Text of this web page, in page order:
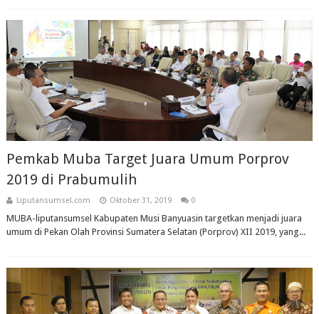
Pemkab Muba Target Juara Umum Porprov
2019 di Prabumulih
Liputansumsel.com Oktober 31, 2019 0
MUBA-liputansumsel Kabupaten Musi Banyuasin targetkan menjadi juara
umum di Pekan Olah Provinsi Sumatera Selatan (Porprov) XII 2019, yang...